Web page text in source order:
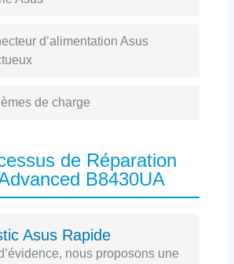
d’alimentation Asus
de charge
de Réparation
B8430UA
Asus Rapide
nous proposons une